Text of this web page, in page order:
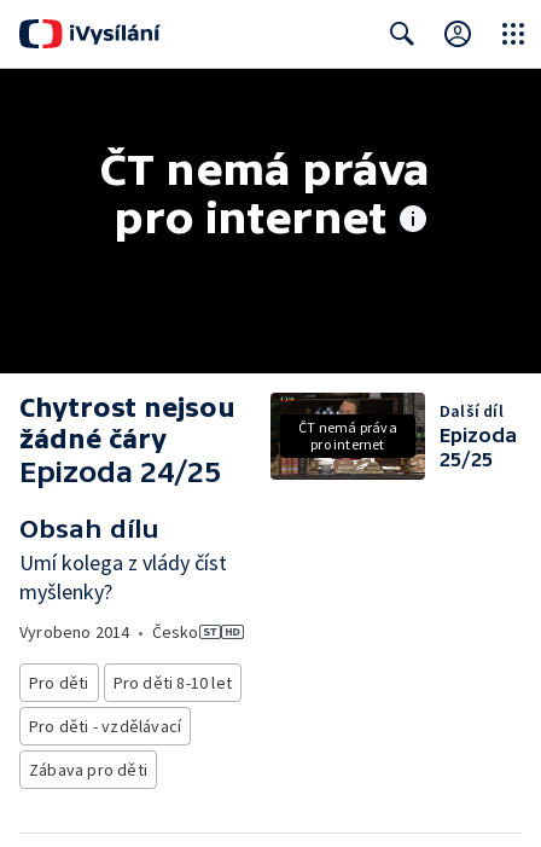
ČT nemá práva
pro internet
Chytrost nejsou
žádné čáry
Epizoda 24/25
Obsah dílu
Umí kolega z vlády číst
myšlenky?
Vyrobeno 2014• Česko
Pro děti
Pro děti 8-10 let
Pro děti - vzdělávací
Zábava pro děti
ČT nemá práva
pro internet
Další díl
Epizoda
25/25